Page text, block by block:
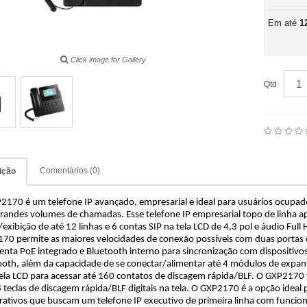
Click image for Gallery
Em até
Qtd
Comentários (0)
é um telefone IP avançado, empresarial e ideal para usuários
volumes de chamadas. Esse telefone IP empresarial topo de linha
de até 12 linhas e 6 contas SIP na tela LCD de 4,3 pol e áudio Full
permite as maiores velocidades de conexão possíveis com duas portas
PoE integrado e Bluetooth interno para sincronização com
além da capacidade de se conectar/alimentar até 4 módulos de
LCD para acessar até 160 contatos de discagem rápida/BLF. O
teclas de discagem rápida/BLF digitais na tela. O GXP2170 é a opção ideal
que buscam um telefone IP executivo de primeira linha com